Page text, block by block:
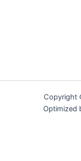
Copyright
Optimized